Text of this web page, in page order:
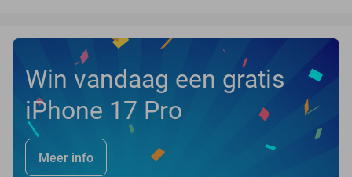
Win vandaag een gratis
iPhone 17 Pro
Meer info